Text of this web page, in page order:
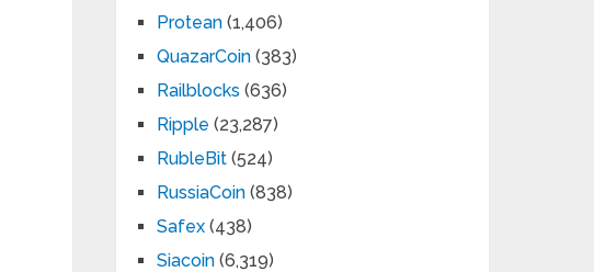
Protean (1,406)
QuazarCoin (383)
Railblocks (636)
Ripple (23,287)
RubleBit (524)
RussiaCoin (838)
Safex (438)
Siacoin (6,319)